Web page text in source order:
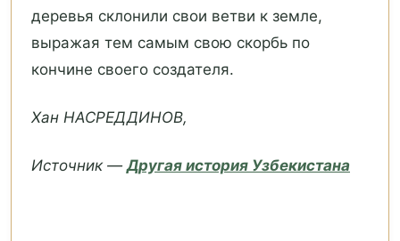
деревья склонили свои ветви к земле,
выражая тем самым свою скорбь по
кончине своего создателя.
Хан НАСРЕДДИНОВ,
Источник —Другая история Узбекистана